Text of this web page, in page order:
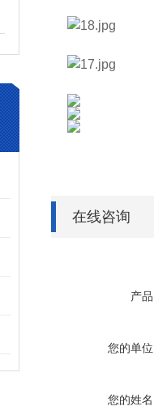
在线咨询
产品
您的单位
您的姓名